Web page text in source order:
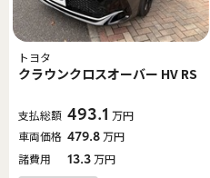
トヨタ
クラウンクロスオーバー HV RS
支払総額 493.1 万円
車両価格 479.8万円
諸費用
13.3万円